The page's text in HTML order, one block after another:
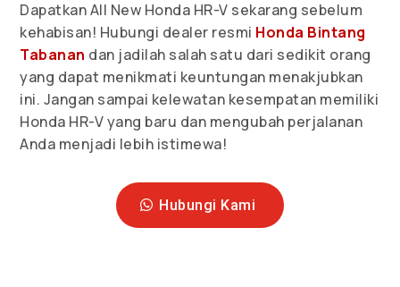
Dapatkan All New Honda HR-V sekarang sebelum
kehabisan! Hubungi dealer resmi Honda Bintang
Tabanan dan jadilah salah satu dari sedikit orang
yang dapat menikmati keuntungan menakjubkan
ini. Jangan sampai kelewatan kesempatan memiliki
Honda HR-V yang baru dan mengubah perjalanan
Anda menjadi lebih istimewa!
Hubungi Kami